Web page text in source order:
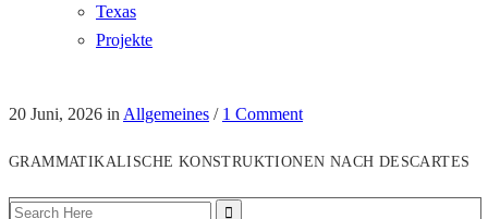
Texas
Projekte
20 Juni, 2026 in Allgemeines / 1 Comment
GRAMMATIKALISCHE KONSTRUKTIONEN NACH DESCARTES